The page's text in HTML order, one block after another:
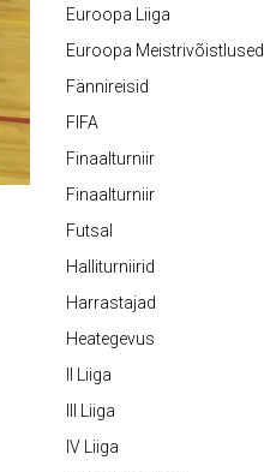
Euroopa Liiga
Euroopa Meistrivõistlused
Fännireisid
FIFA
Finaalturniir
Finaalturniir
Futsal
Halliturniirid
Harrastajad
Heategevus
II Liiga
III Liiga
IV Liiga